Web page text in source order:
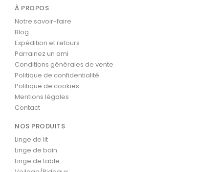
À PROPOS
Notre savoir-faire
Blog
Expédition et retours
Parrainez un ami
Conditions générales de vente
Politique de confidentialité
Politique de cookies
Mentions légales
Contact
NOS PRODUITS
Linge de lit
Linge de bain
Linge de table